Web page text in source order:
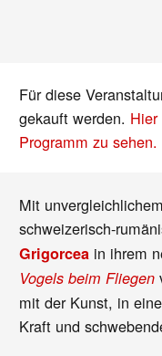
Für diese
gekauft werden.
Programm zu sehen.
Mit
schweizerisch-
Grigorcea in ihrem
Vogels beim Fliegen
mit der Kunst, in
Kraft und